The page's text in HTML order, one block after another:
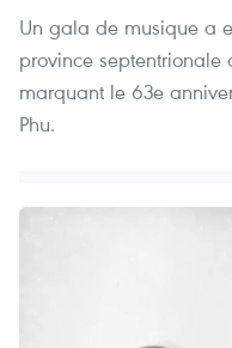
Un gala de musique a
province
marquant le 63e
Phu.